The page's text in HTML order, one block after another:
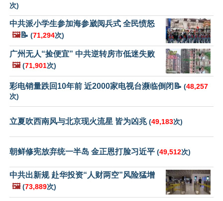
次)
中共派小学生参加海参崴阅兵式 全民愤怒
🖼️📝 (71,294次)
广州无人“捡便宜” 中共逆转房市低迷失败
🖼️ (71,901次)
彩电销量跌回10年前 近2000家电视台濒临倒闭📝 (48,257
次)
立夏吹西南风与北京现火流星 皆为凶兆(49,183次)
朝鲜修宪放弃统一半岛 金正恩打脸习近平 (49,512次)
中共出新规 赴华投资“人财两空”风险猛增
🖼️ (73,889次)